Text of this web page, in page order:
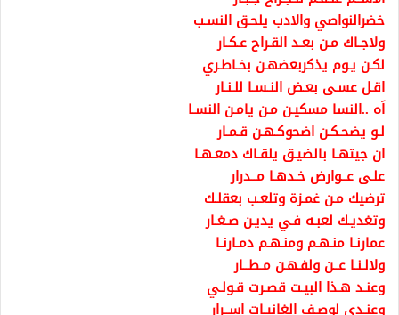
خضرالنواصي والادب يلحـق النسـب
ولاجـاك مـن بعـد القـراح عـكـار
لكـن يـوم يذكربعضهـن بخـاطـري
اقـل عسـى بعـض النـسـا للـنـار
اَه ..النسا مسكيـن مـن يامـن النسـا
لـو يضحـكـن اضحوكـهـن قـمـار
ان جيتهـا بالضيـق يلقـاك دمعـهـا
علـى عــوارض خـدهـا مــدرار
ترضيك مـن غمـزة وتلعـب بعقلـك
وتغديـك لعبـه فـي يديـن صـغـار
عمارنـا منـهـم ومنـهـم دمـارنـا
ولالـنـا عــن ولفـهـن مـطــار
وعنـد هـذا البيـت قصـرت قـولـي
وعنـدي لوصـف الغانيـات اســرار